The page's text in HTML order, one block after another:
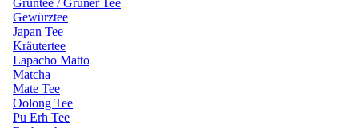
Grüntee / Grüner Tee
Gewürztee
Japan Tee
Kräutertee
Lapacho Matto
Matcha
Mate Tee
Oolong Tee
Pu Erh Tee